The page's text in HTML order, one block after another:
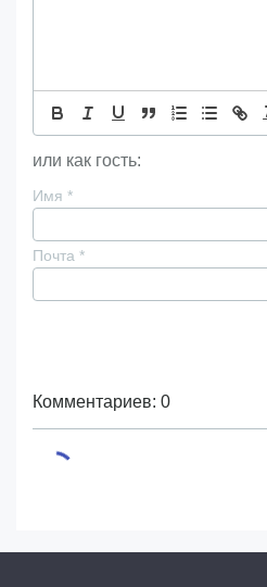
или как гость:
Имя *
Почта *
Комментариев: 0